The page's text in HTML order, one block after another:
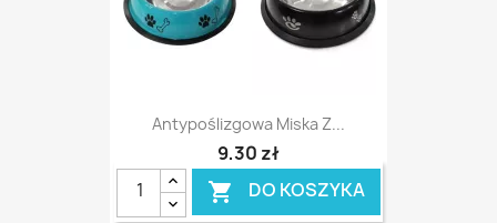
Antypoślizgowa Miska Z...
9,30 zł
 DO KOSZYKA